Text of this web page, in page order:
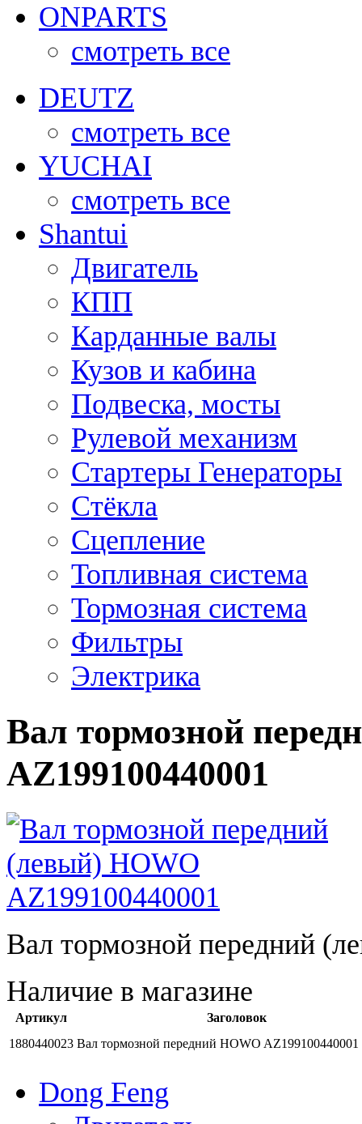
ONPARTS
смотреть все
DEUTZ
смотреть все
YUCHAI
смотреть все
Shantui
Двигатель
КПП
Карданные валы
Кузов и кабина
Подвеска, мосты
Рулевой механизм
Стартеры Генераторы
Стёкла
Сцепление
Топливная система
Тормозная система
Фильтры
Электрика
Вал тормозной
AZ199100440001
Вал тормозной передний
Наличие в магазине
Артикул
Заголовок
1880440023 Вал тормозной передний HOWO
Dong Feng